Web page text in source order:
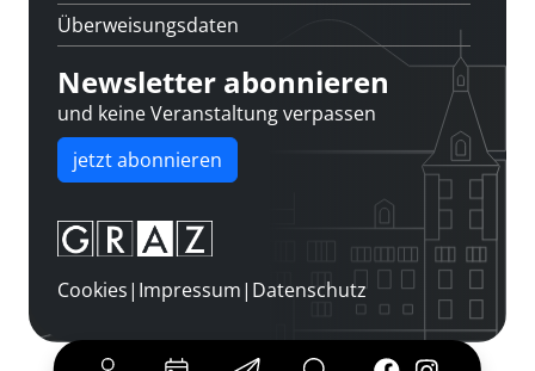
Überweisungsdaten
Newsletter abonnieren
und keine Veranstaltung verpassen
jetzt abonnieren
Cookies| Impressum| Datenschutz